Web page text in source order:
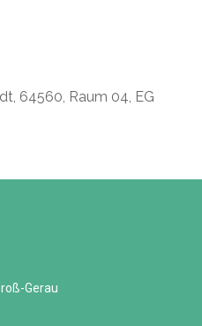
64560, Raum 04, EG
Gerau